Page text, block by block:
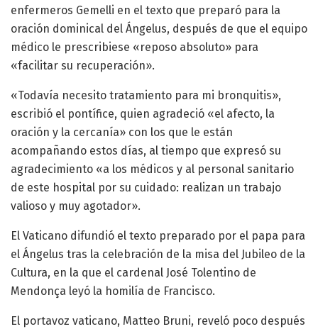
enfermeros Gemelli en el texto que preparó para la
oración dominical del Ángelus, después de que el equipo
médico le prescribiese «reposo absoluto» para
«facilitar su recuperación».
«Todavía necesito tratamiento para mi bronquitis»,
escribió el pontífice, quien agradeció «el afecto, la
oración y la cercanía» con los que le están
acompañando estos días, al tiempo que expresó su
agradecimiento «a los médicos y al personal sanitario
de este hospital por su cuidado: realizan un trabajo
valioso y muy agotador».
El Vaticano difundió el texto preparado por el papa para
el Ángelus tras la celebración de la misa del Jubileo de la
Cultura, en la que el cardenal José Tolentino de
Mendonça leyó la homilía de Francisco.
El portavoz vaticano, Matteo Bruni, reveló poco después